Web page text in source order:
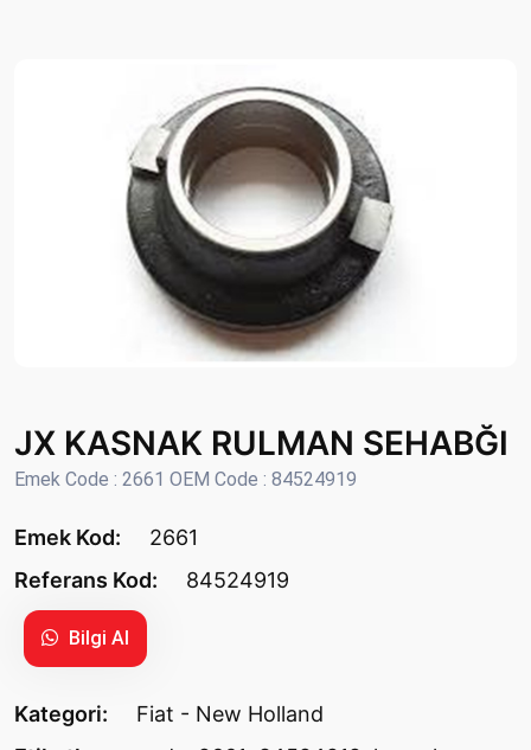
JX KASNAK RULMAN SEHABĞI
Emek Code : 2661 OEM Code : 84524919
Emek Kod:
2661
Referans Kod:
84524919
Bilgi Al
Kategori:
Fiat - New Holland